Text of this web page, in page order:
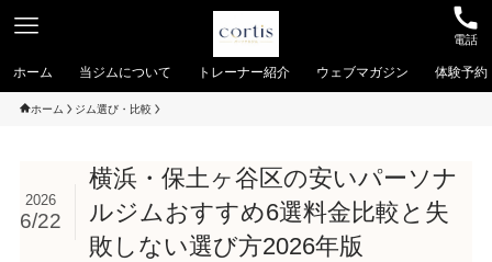
電話
ホーム 当ジムについて トレーナー紹介 ウェブマガジン 体験予約
ホーム ジム選び・比較
横浜・保土ヶ谷区の安いパーソナ
ルジムおすすめ6選料金比較と失
敗しない選び方2026年版
2026
6/22